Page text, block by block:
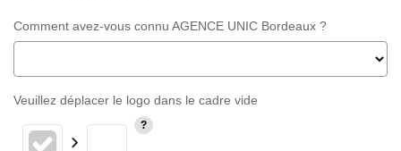
Comment avez-vous connu AGENCE UNIC Bordeaux ?
Veuillez déplacer le logo dans le cadre vide